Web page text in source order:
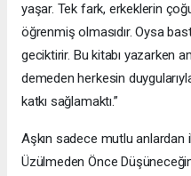
yaşar. Tek fark, erkeklerin
öğrenmiş olmasıdır. Oysa
geciktirir. Bu kitabı yazarken
demeden herkesin
katkı sağlamaktı.”
Aşkın sadece mutlu anlardan
Üzülmeden Önce